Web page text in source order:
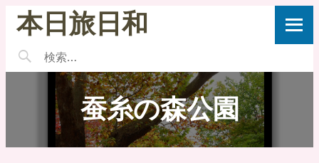
本日旅日和
蚕糸の森公園